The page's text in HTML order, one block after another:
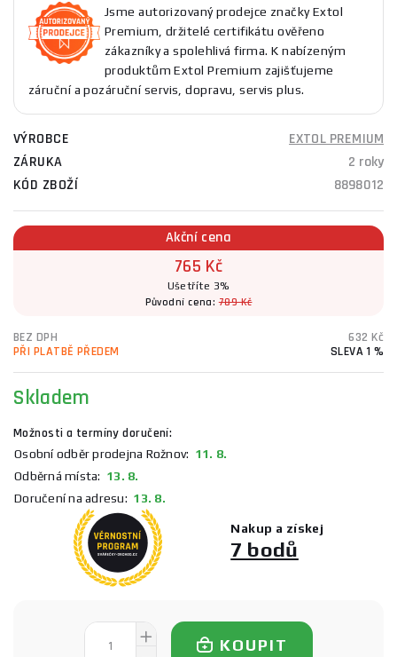
Jsme autorizovaný prodejce značky Extol
Premium, držitelé certifikátu ověřeno
zákazníky a spolehlivá firma. K nabízeným
produktům Extol Premium zajišťujeme
záruční a pozáruční servis, dopravu, servis plus.
VÝROBCE
EXTOL PREMIUM
ZÁRUKA
2 roky
KÓD ZBOŽÍ
8898012
Akční cena
765 Kč
Ušetříte 3%
Původní cena:789 Kč
BEZ DPH
632 Kč
PŘI PLATBĚ PŘEDEM
SLEVA 1 %
Skladem
Možnosti a termíny doručení:
Osobní odběr prodejna Rožnov: 11. 8.
Odběrná místa: 13. 8.
Doručení na adresu: 13. 8.
Nakup a získej
7 bodů
KOUPIT